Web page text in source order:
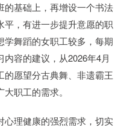
的基础上，再增设一个书法
平，有进一步提升意愿的职
舞蹈的女职工较多，每期
容的建议，从2026年4月
愿望分古典舞、非遗霸王
职工的需求。
心理健康的强烈需求，切实